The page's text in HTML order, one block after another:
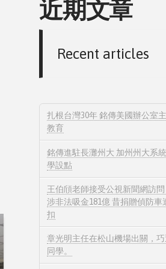
近期文章
Recent articles
扎根台灣30年 銘傳美國辦公室
教育
銘傳進駐長灘州大 加州州大系
學設點
王伯頎老師接受公視新聞網訪
涉非法吸金181億 昔捐贈偵防車
扣
章光明主任在松山機場出關，
同學。